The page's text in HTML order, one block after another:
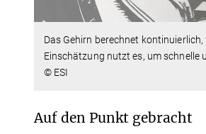
Das Gehirn berechnet
Einschätzung nutzt es, um schnelle
© ESI
Auf den Punkt gebracht